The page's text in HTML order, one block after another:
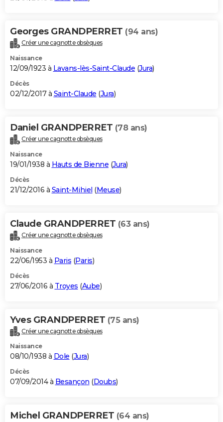
Georges GRANDPERRET (94 ans)
Créer une cagnotte obsèques
Naissance
12/09/1923 à Lavans-lès-Saint-Claude (Jura)
Décès
02/12/2017 à Saint-Claude (Jura)
Daniel GRANDPERRET (78 ans)
Créer une cagnotte obsèques
Naissance
19/01/1938 à Hauts de Bienne (Jura)
Décès
21/12/2016 à Saint-Mihiel (Meuse)
Claude GRANDPERRET (63 ans)
Créer une cagnotte obsèques
Naissance
22/06/1953 à Paris (Paris)
Décès
27/06/2016 à Troyes (Aube)
Yves GRANDPERRET (75 ans)
Créer une cagnotte obsèques
Naissance
08/10/1938 à Dole (Jura)
Décès
07/09/2014 à Besançon (Doubs)
Michel GRANDPERRET (64 ans)